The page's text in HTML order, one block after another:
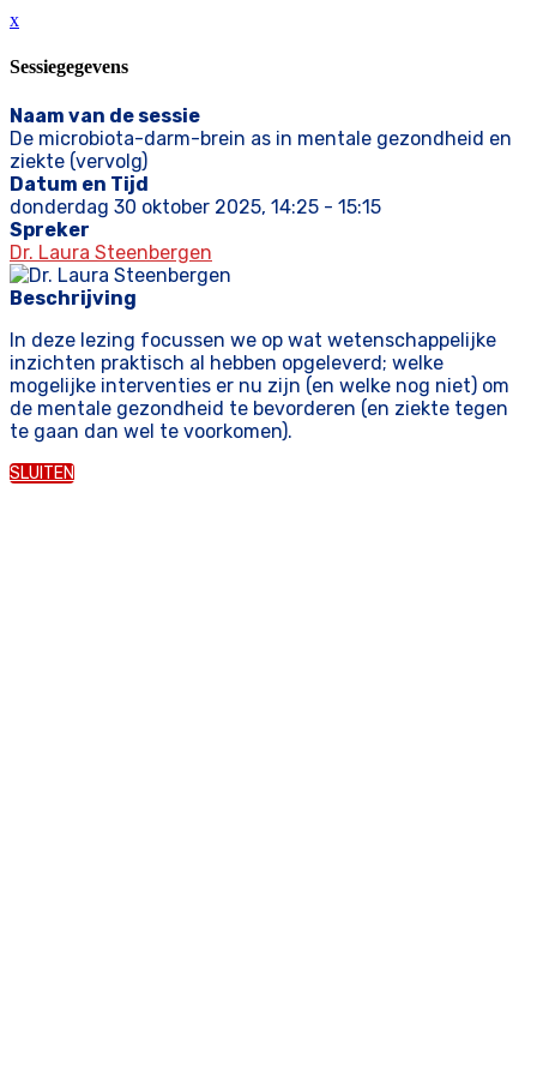
x
Sessiegegevens
Naam van de sessie
De microbiota-darm-brein as in mentale gezondheid en
ziekte (vervolg)
Datum en Tijd
donderdag 30 oktober 2025, 14:25 - 15:15
Spreker
Dr. Laura Steenbergen
Beschrijving
In deze lezing focussen we op wat wetenschappelijke
inzichten praktisch al hebben opgeleverd; welke
mogelijke interventies er nu zijn (en welke nog niet) om
de mentale gezondheid te bevorderen (en ziekte tegen
te gaan dan wel te voorkomen).
SLUITEN